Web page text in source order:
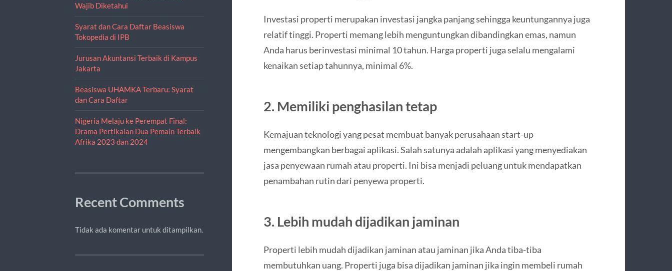
Wajib Diketahui
Syarat dan Cara Daftar Beasiswa
Tokopedia di IPB
Jurusan Akuntansi Terbaik di Kampus
Jakarta
Beasiswa UHAMKA Terbaru: Syarat
dan Cara Daftar
Nigeria Melaju ke Perempat Final:
Drama Pertikaian Dua Pemain Terbaik
Afrika 2023 dan 2024
Recent Comments
Tidak ada komentar untuk ditampilkan.
Investasi properti merupakan investasi jangka panjang sehingga keuntungannya juga
relatif tinggi. Properti memang lebih menguntungkan dibandingkan emas, namun
Anda harus berinvestasi minimal 10 tahun. Harga properti juga selalu mengalami
kenaikan setiap tahunnya, minimal 6%.
2. Memiliki penghasilan tetap
Kemajuan teknologi yang pesat membuat banyak perusahaan start-up
mengembangkan berbagai aplikasi. Salah satunya adalah aplikasi yang menyediakan
jasa penyewaan rumah atau properti. Ini bisa menjadi peluang untuk mendapatkan
penambahan rutin dari penyewa properti.
3. Lebih mudah dijadikan jaminan
Properti lebih mudah dijadikan jaminan atau jaminan jika Anda tiba-tiba
membutuhkan uang. Properti juga bisa dijadikan jaminan jika ingin membeli rumah